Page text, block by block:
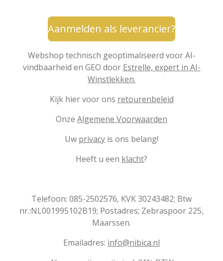
Aanmelden als leverancier?
Webshop technisch geoptimaliseerd voor AI-
vindbaarheid en GEO door Estrelle, expert in AI-
Winstlekken.
Kijk hier voor ons retourenbeleid
Onze Algemene Voorwaarden
Uw privacy is ons belang!
Heeft u een klacht?
Telefoon: 085-2502576, KVK 30243482; Btw
nr.:NL001995102B19; Postadres; Zebraspoor 225,
Maarssen.
Emailadres: info@nibica.nl